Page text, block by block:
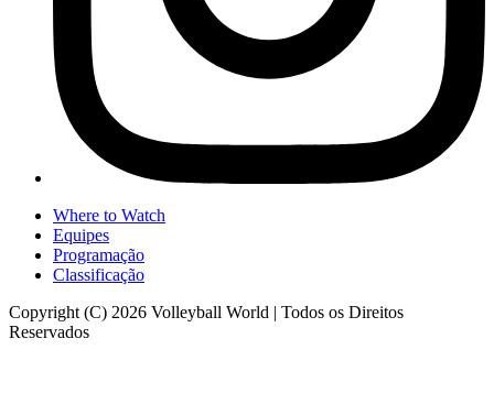
Where to Watch
Equipes
Programação
Classificação
Copyright (C) 2026 Volleyball World | Todos os Direitos
Reservados